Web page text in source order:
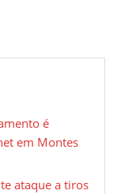
é
em Montes
ataque a tiros